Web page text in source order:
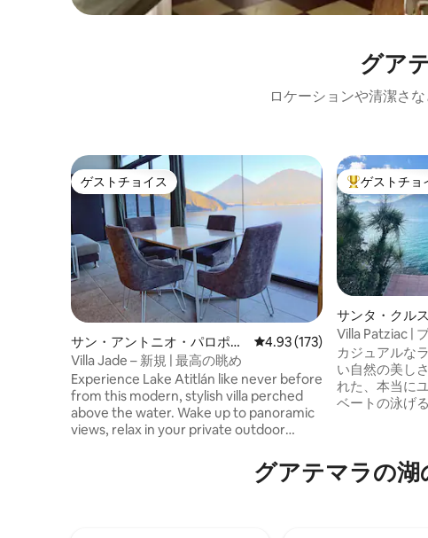
グア
ロケーションや清潔さ
ゲストチョイス
ゲストチョイス
サン・アントニオ・パロポの
一軒家
レビュー173件、5つ星中4.93
4.93 (173)
Villa Jade – 新規 | 最高の眺め
Experience Lake Atitlán like never before
from this modern, stylish villa perched
above the water. Wake up to panoramic
views, relax in your private outdoor
space under the stars. With a fully
equipped kitchen, king bed, AC, and fast
大好評のゲス
ゲストチョ
サンタ・クル
ナのヴィラ
Villa Patziac |
リトリート
カジュアルな
い自然の美し
れた、本当に
ベートの泳げ
り、屋外のバ
ガのオーブン
グアテマラの